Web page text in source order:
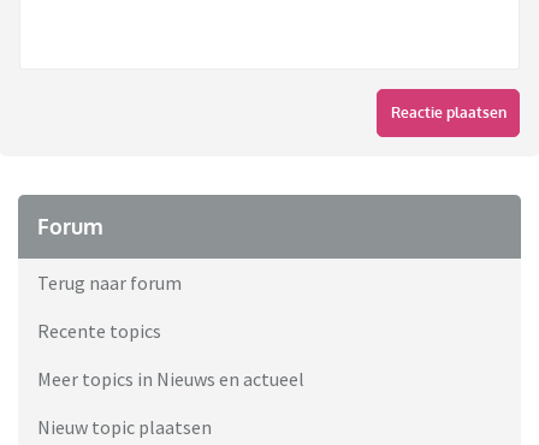
Reactie plaatsen
Forum
Terug naar forum
Recente topics
Meer topics in Nieuws en actueel
Nieuw topic plaatsen